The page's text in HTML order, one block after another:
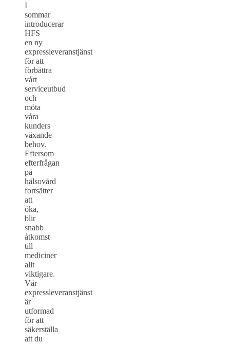
I
sommar
introducerar
HFS
en ny
expressleveranstjänst
för att
förbättra
vårt
serviceutbud
och
möta
våra
kunders
växande
behov.
Eftersom
efterfrågan
på
hälsovård
fortsätter
att
öka,
blir
snabb
åtkomst
till
mediciner
allt
viktigare.
Vår
expressleveranstjänst
är
utformad
för att
säkerställa
att du